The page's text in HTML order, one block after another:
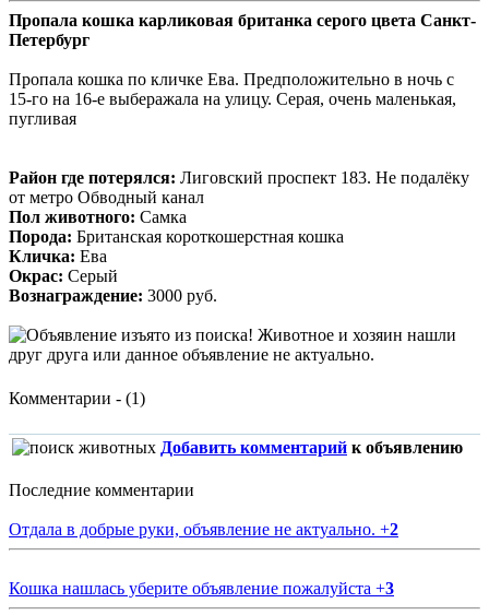
Пропала кошка карликовая британка серого цвета Санкт-
Петербург
Пропала кошка по кличке Ева. Предположительно в ночь с
15-го на 16-е выберажала на улицу. Серая, очень маленькая,
пугливая
Район где потерялся: Лиговский проспект 183. Не подалёку
от метро Обводный канал
Пол животного: Самка
Порода: Британская короткошерстная кошка
Кличка: Ева
Окрас: Серый
Вознаграждение: 3000 руб.
Комментарии - (1)
Добавить комментарий к объявлению
Последние комментарии
Отдала в добрые руки, объявление не актуально. +2
Кошка нашлась уберите объявление пожалуйста +3